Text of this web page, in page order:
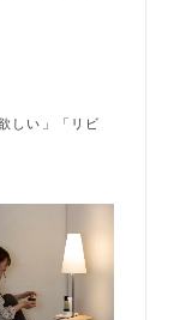
しい」「リビ